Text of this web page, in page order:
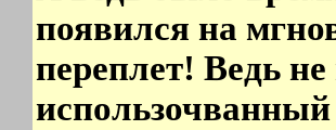
появился на
переплет! Ведь
использочванный